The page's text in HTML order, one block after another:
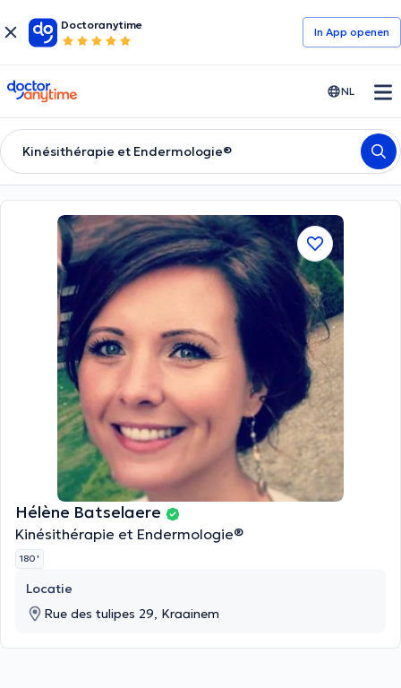
Doctoranytime
In App openen
doctoranytime NL
Kinésithérapie et Endermologie®
Hélène Batselaere
Kinésithérapie et Endermologie®
180 '
Locatie
Rue des tulipes 29, Kraainem